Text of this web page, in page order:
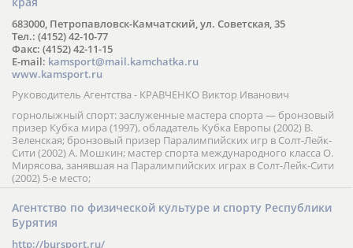
683000, Петропавловск-Камчатский, ул. Советская, 35
Тел.: (4152) 42-10-77
Факс: (4152) 42-11-15
E-mail: kamsport@mail.kamchatka.ru
www.kamsport.ru
Руководитель Агентства - КРАВЧЕНКО Виктор Иванович
горнолыжный спорт: заслуженные мастера спорта — бронзовый
призер Кубка мира (1997), обладатель Кубка Европы (2002) В.
Зеленская; бронзовый призер Паралимпийских игр в Солт-Лейк-
Сити (2002) А. Мошкин; мастер спорта международного класса О.
Мирясова, занявшая на Паралимпийских играх в Солт-Лейк-Сити
(2002) 5-е место;
Агентство по физической культуре и спорту Республики
Бурятия
http://bursport.ru/